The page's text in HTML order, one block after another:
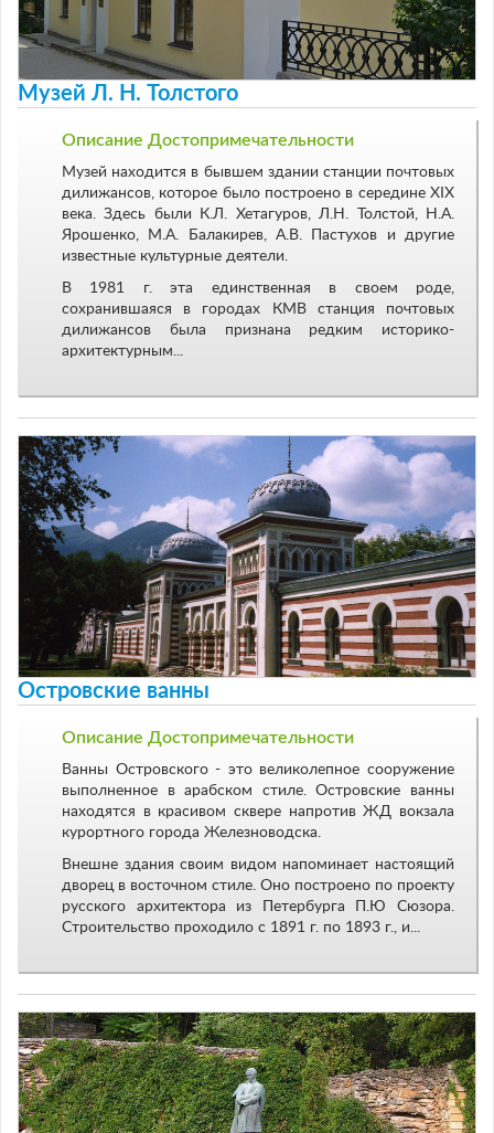
Музей Л. Н. Толстого
Описание Достопримечательности
Музей находится в бывшем здании станции почтовых
дилижансов, которое было построено в середине XIX
века. Здесь были К.Л. Хетагуров, Л.Н. Толстой, Н.А.
Ярошенко, М.А. Балакирев, А.В. Пастухов и другие
известные культурные деятели.
В 1981 г. эта единственная в своем роде,
сохранившаяся в городах КМВ станция почтовых
дилижансов была признана редким историко-
архитектурным...
Островские ванны
Описание Достопримечательности
Ванны Островского - это великолепное сооружение
выполненное в арабском стиле. Островские ванны
находятся в красивом сквере напротив ЖД вокзала
курортного города Железноводска.
Внешне здания своим видом напоминает настоящий
дворец в восточном стиле. Оно построено по проекту
русского архитектора из Петербурга П.Ю Сюзора.
Строительство проходило с 1891 г. по 1893 г., и...